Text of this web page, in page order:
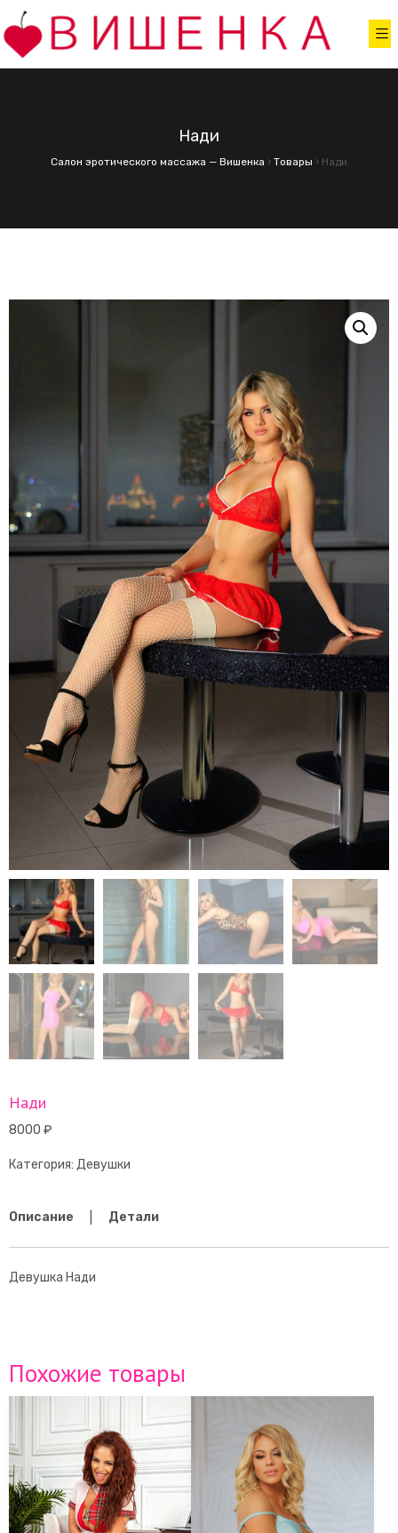
Нади
Салон эротического массажа — Вишенка › Товары › Нади
Нади
8000 ₽
Категория: Девушки
Описание Детали
Девушка Нади
Похожие товары